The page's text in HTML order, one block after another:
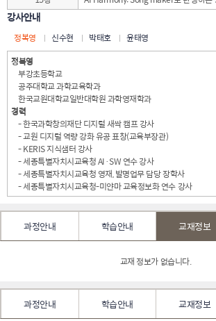
강사안내
정복영 신수현 박태호
윤태영
정복영
부강초등학교
공주대학교 과학교육학과
한국교원대학교일반대학원 과학영재학과
경력
- 한국과학창의재단 디지털 새싹 캠프 강사
- 교원 디지털 역량 강화 유공 표창(교육부장관)
- KERIS 지식샘터 강사
- 세종특별자치시교육청 AI·SW 연수 강사
- 세종특별자치시교육청 영재, 발명업무 담당 장학사
- 세종특별자치시교육청-미얀마 교육정보화 연수 강사
과정안내 학습안내 교재정보
교재 정보가 없습니다.
과정안내 학습안내 교재정보